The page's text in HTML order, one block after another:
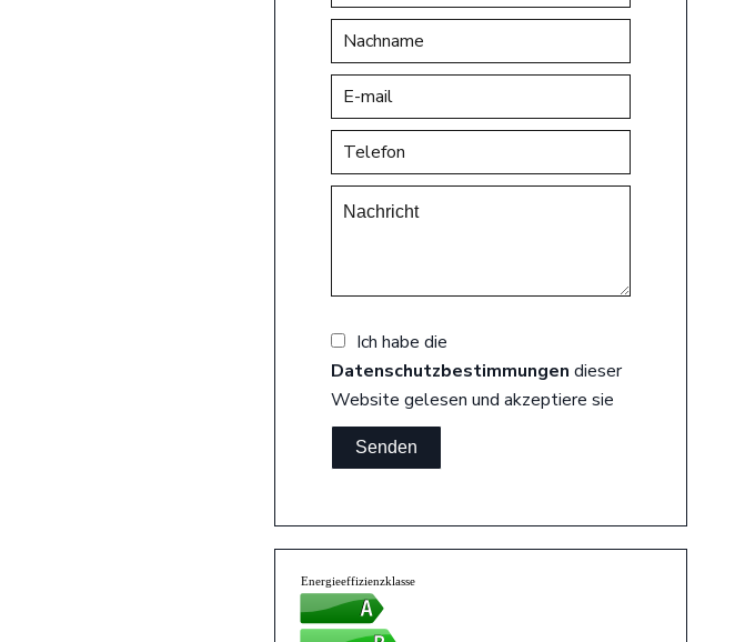
Ich habe die
Datenschutzbestimmungen dieser
Website gelesen und akzeptiere sie
Senden
Energieeffizienzklasse